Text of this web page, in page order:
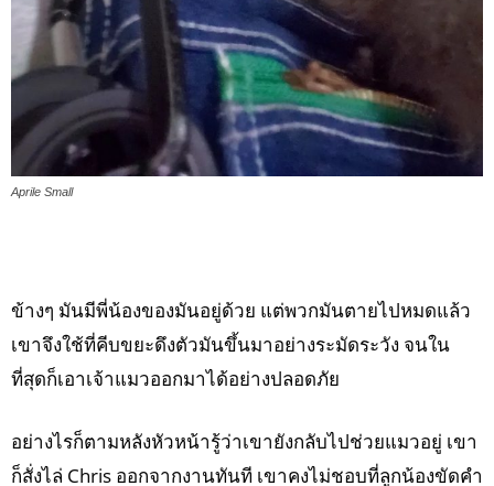
Aprile Small
ข้างๆ มันมีพี่น้องของมันอยู่ด้วย แต่พวกมันตายไปหมดแล้ว
เขาจึงใช้ที่คีบขยะดึงตัวมันขึ้นมาอย่างระมัดระวัง จนใน
ที่สุดก็เอาเจ้าแมวออกมาได้อย่างปลอดภัย
อย่างไรก็ตามหลังหัวหน้ารู้ว่าเขายังกลับไปช่วยแมวอยู่ เขา
ก็สั่งไล่ Chris ออกจากงานทันที เขาคงไม่ชอบที่ลูกน้องขัดคำ